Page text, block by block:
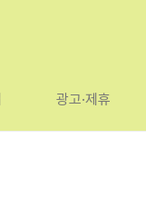
광고·제휴